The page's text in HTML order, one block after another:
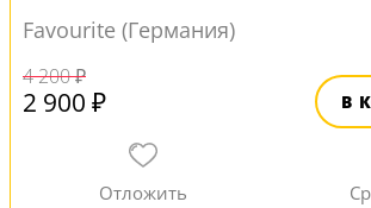
Favourite (Германия)
4 200 ₽
2 900 ₽ В